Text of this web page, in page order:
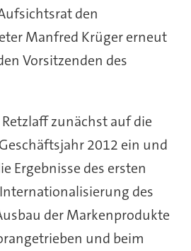
den
Manfred Krüger erneut
Vorsitzenden des
zunächst auf die
2012 ein und
Ergebnisse des ersten
des
der Markenprodukte
und beim